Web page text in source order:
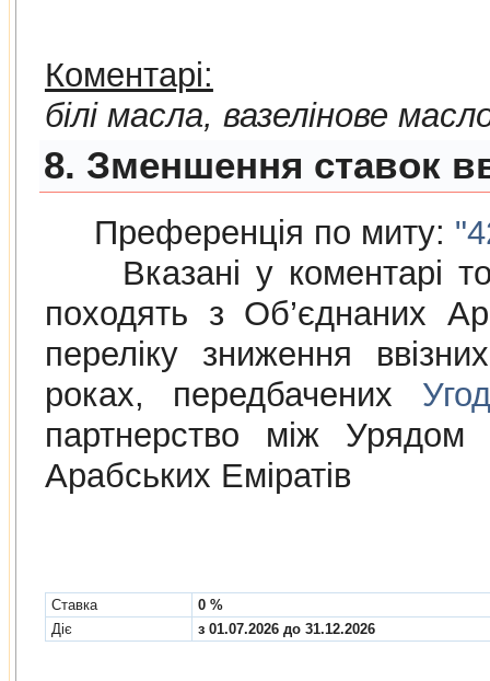
Коментарі:
білі масла, вазелінове
8. Зменшення ставок
Преференція по миту:
Вказані у коментарі
походять з Об’єднаних
переліку зниження
роках, передбачених
партнерство між
Арабських Еміратів
Cтавка
0 %
Діє
з 01.07.2026 до 31.12.2026